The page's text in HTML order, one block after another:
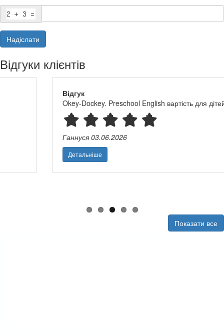
Надіслати
Відгуки клієнтів
Okey-Dockey. Preschool English вартість для дітей і вчителя
03.06.2026
Показати все